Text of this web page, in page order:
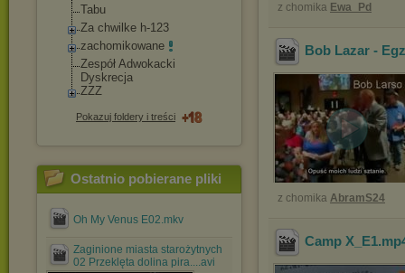
Tabu
Za chwilke h-123
zachomikowane
Zespół Adwokacki
Dyskrecja
ZZZ
Pokazuj foldery i treści
Ostatnio pobierane pliki
Oh My Venus E02.mkv
Zaginione miasta starożytnych
02 Przeklęta dolina pira....avi
z chomika Ewa_Pd
Bob Lazar -
z chomika AbramS24
Camp X_E1